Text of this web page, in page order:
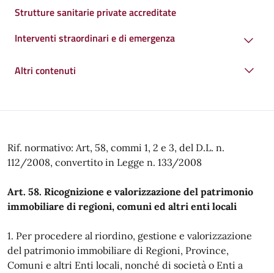
Strutture sanitarie private accreditate
Interventi straordinari e di emergenza
Altri contenuti
Rif. normativo: Art, 58, commi 1, 2 e 3, del D.L. n.
112/2008, convertito in Legge n. 133/2008
Art. 58. Ricognizione e valorizzazione del patrimonio
immobiliare di regioni, comuni ed altri enti locali
1. Per procedere al riordino, gestione e valorizzazione
del patrimonio immobiliare di Regioni, Province,
Comuni e altri Enti locali, nonché di società o Enti a